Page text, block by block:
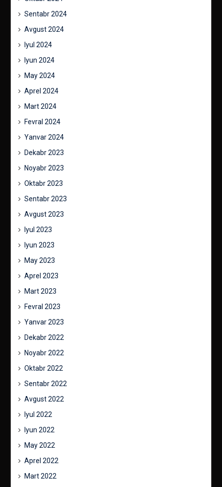
Sentabr 2024
Avgust 2024
Iyul 2024
Iyun 2024
May 2024
Aprel 2024
Mart 2024
Fevral 2024
Yanvar 2024
Dekabr 2023
Noyabr 2023
Oktabr 2023
Sentabr 2023
Avgust 2023
Iyul 2023
Iyun 2023
May 2023
Aprel 2023
Mart 2023
Fevral 2023
Yanvar 2023
Dekabr 2022
Noyabr 2022
Oktabr 2022
Sentabr 2022
Avgust 2022
Iyul 2022
Iyun 2022
May 2022
Aprel 2022
Mart 2022